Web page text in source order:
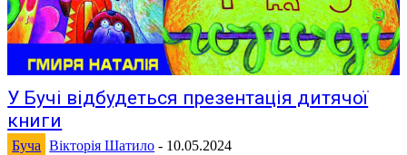
У Бучі відбудеться презентація дитячої
книги
Буча Вікторія Шатило - 10.05.2024